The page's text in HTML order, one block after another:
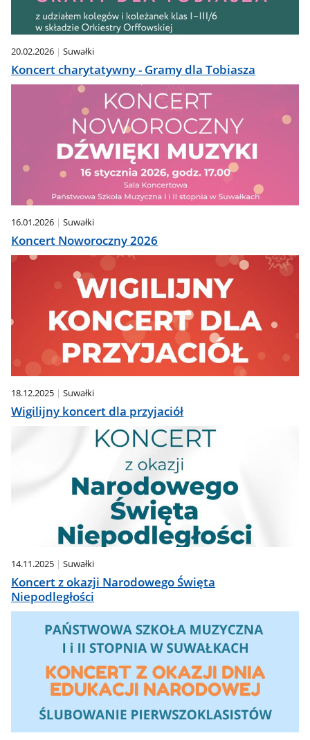
20.02.2026 Suwałki
Koncert charytatywny - Gramy dla Tobiasza
16.01.2026 Suwałki
Koncert Noworoczny 2026
18.12.2025 Suwałki
Wigilijny koncert dla przyjaciół
14.11.2025 Suwałki
Koncert z okazji Narodowego Święta
Niepodległości